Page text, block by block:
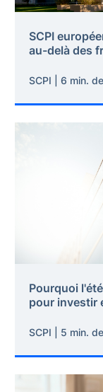
SCPI
au-delà des
SCPI | 6 min.
Pourquoi
pour investir
SCPI | 5 min.